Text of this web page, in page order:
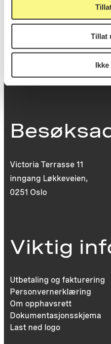
Tillat
St. Olavs plass
22 99 11 99
Victoria Terrasse 11
inngang Løkkeveien,
0251 Oslo
Viktig
Utbetaling og fakturering
Personvernerklæring
Om opphavsrett
Dokumentasjonsskjema
Last ned logo